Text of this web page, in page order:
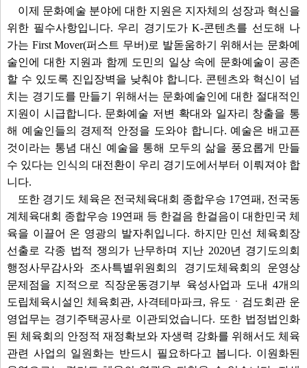
이제 문화예술 분야에 대한 지원은 지자체의 성장과 혁신을
위한 필수사항입니다. 우리 경기도가 K-콘텐츠를 선도해 나
가는 First Mover(퍼스트 무버)로 발돋움하기 위해서는 문화예
술인에 대한 지원과 함께 도민의 일상 속에 문화예술이 공존
할 수 있도록 진입장벽을 낮춰야 합니다. 콘텐츠와 혁신이 넘
치는 경기도를 만들기 위해서는 문화예술인에 대한 절대적인
지원이 시급합니다. 문화예술 저변 확대와 일자리 창출을 통
해 예술인들의 경제적 안정을 도와야 합니다. 예술은 배고픈
것이라는 통념 대신 예술을 통해 모두의 삶을 풍요롭게 만들
수 있다는 인식의 대전환이 우리 경기도에서부터 이뤄져야 합
니다.
또한 경기도 체육은 전국체육대회 종합우승 17연패, 전국동
계체육대회 종합우승 19연패 등 한걸음 한걸음이 대한민국 체
육을 이끌어 온 영광의 발자취입니다. 하지만 민선 체육회장
선출로 각종 법적 쟁의가 난무하며 지난 2020년 경기도의회
행정사무감사와 조사특별위원회의 경기도체육회의 운영상
문제점을 지적으로 직장운동경기부 육성사업과 도내 4개의
도립체육시설인 체육회관, 사격테마파크, 유도ㆍ검도회관 운
영업무는 경기주택공사로 이관되었습니다. 또한 법정법인화
된 체육회의 안정적 재정확보와 자생력 강화를 위해서도 체육
관련 사업의 일원화는 반드시 필요하다고 봅니다. 이원화된